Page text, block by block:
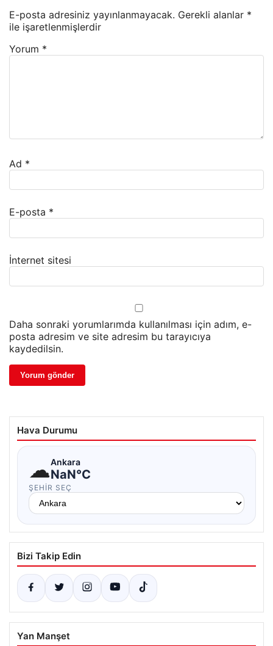
E-posta adresiniz yayınlanmayacak. Gerekli alanlar *
ile işaretlenmişlerdir
Yorum *
Ad *
E-posta *
İnternet sitesi
Daha sonraki yorumlarımda kullanılması için adım, e-
posta adresim ve site adresim bu tarayıcıya
kaydedilsin.
Hava Durumu
☁Ankara
NaN°C
ŞEHIR SEÇ
Bizi Takip Edin
Yan Manşet